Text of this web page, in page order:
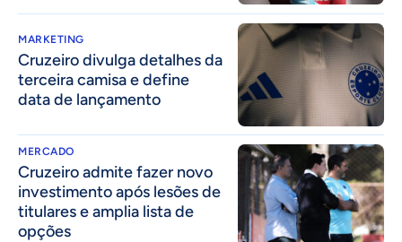
MARKETING
Cruzeiro divulga detalhes da
terceira camisa e define
data de lançamento
MERCADO
Cruzeiro admite fazer novo
investimento após lesões de
titulares e amplia lista de
opções